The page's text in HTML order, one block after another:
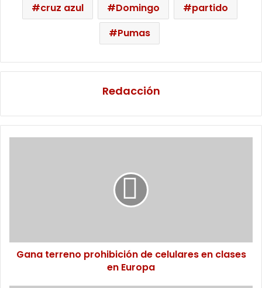
cruz azul Domingo
partido
Pumas
Redacción
Europa
Gana terreno prohibición de celulares en clases
en Europa